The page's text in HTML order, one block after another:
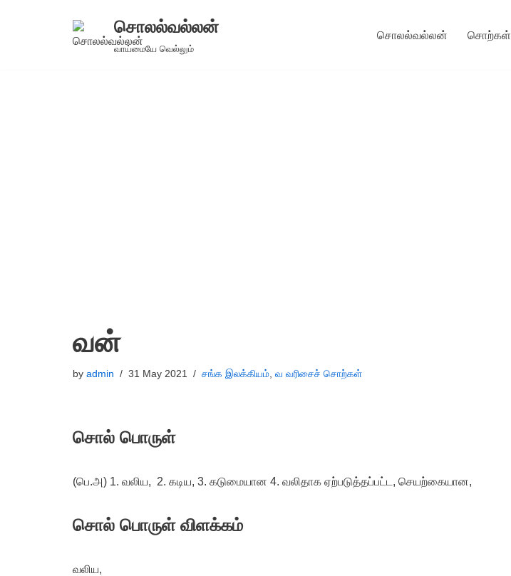
சொலல்வல்லன்
வாய்மையே வெல்லும்
சொலல்வல்லன் சொற்கள்
வன்
by admin 31 May 2021 சங்க இலக்கியம் வ வரிசைச் சொற்கள்
சொல் பொருள்
(பெ.அ) 1. வலிய, 2. கடிய, 3. கடுமையான 4. வலிதாக ஏற்படுத்தப்பட்ட, செயற்கையான,
சொல் பொருள் விளக்கம்
வலிய,